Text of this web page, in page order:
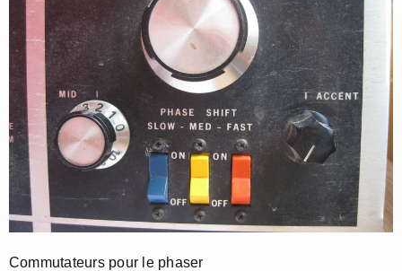
Commutateurs pour le phaser